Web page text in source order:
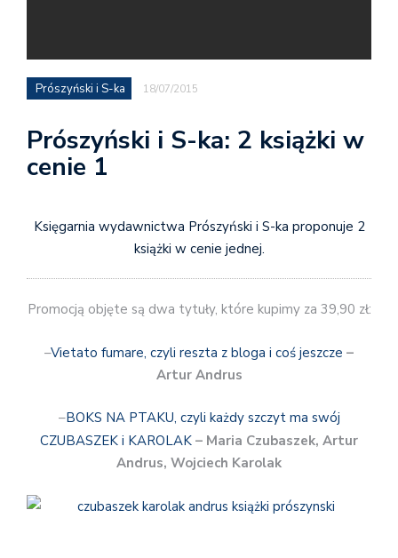
Prószyński i S-ka 18/07/2015
Prószyński i S-ka: 2 książki w
cenie 1
Księgarnia wydawnictwa Prószyński i S-ka proponuje 2
książki w cenie jednej.
Promocją objęte są dwa tytuły, które kupimy za 39,90 zł:
–Vietato fumare, czyli reszta z bloga i coś jeszcze –
Artur Andrus
–BOKS NA PTAKU, czyli każdy szczyt ma swój
CZUBASZEK i KAROLAK – Maria Czubaszek, Artur
Andrus, Wojciech Karolak